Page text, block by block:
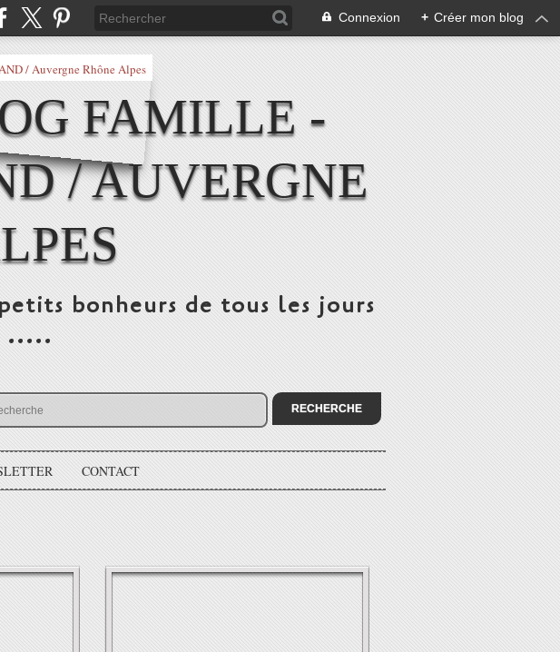
Connexion + Créer mon blog
FAMILLE -
/ AUVERGNE
bonheurs de tous les jours
.....
CONTACT